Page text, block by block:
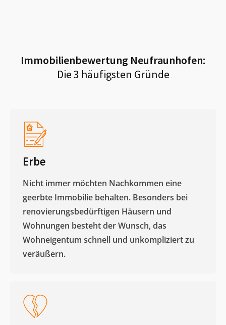
Immobilienbewertung Neufraunhofen:
Die 3 häufigsten Gründe
Erbe
Nicht immer möchten Nachkommen eine
geerbte Immobilie behalten. Besonders bei
renovierungsbedürftigen Häusern und
Wohnungen besteht der Wunsch, das
Wohneigentum schnell und unkompliziert zu
veräußern. ​